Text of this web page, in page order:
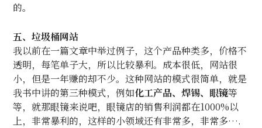
的。
五、垃圾桶网站
我以前在一篇文章中举过例子，这个产品种类多，价格不
透明，每笔单子大，所以比较暴利。成本很低，网站很
小，但是一年赚的却不少。这种网站的模式很简单，就是
我书中讲的第三种模式，例如化工产品、焊锡、眼镜等
等，就那眼镜来说吧，眼镜店的销售利润都在1000%以
上，非常暴利的，这样的小领域还有非常多，非常多….